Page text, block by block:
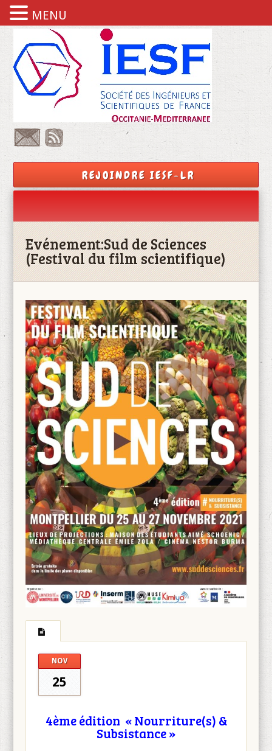
REJOINDRE IESF-LR
Evénement:Sud de Sciences
(Festival du film scientifique)
NOV
25
4ème édition « Nourriture(s) &
Subsistance »
MENU